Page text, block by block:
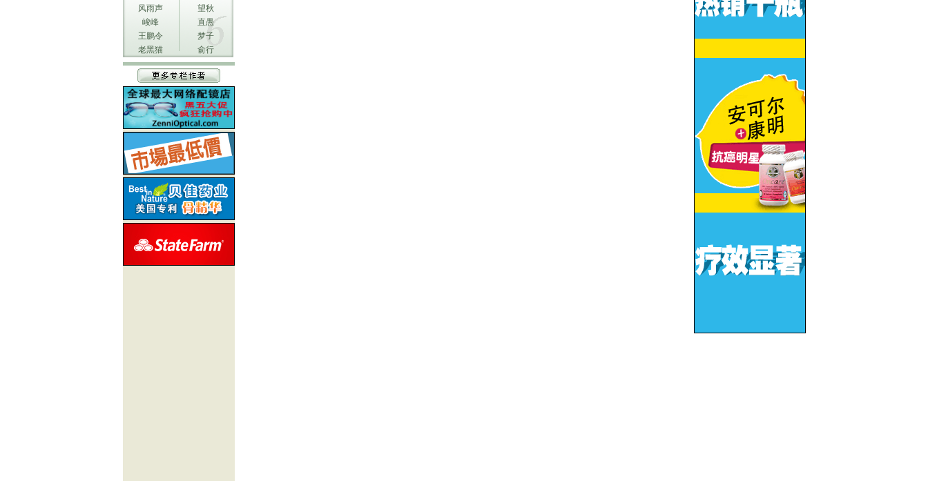
风雨声
望秋
峻峰
直愚
王鹏令
梦子
老黑猫
俞行